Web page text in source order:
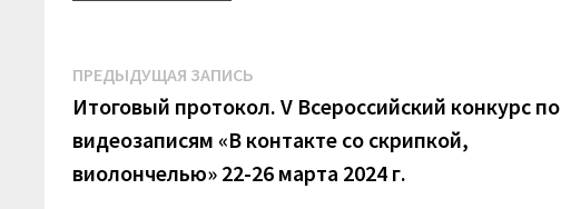
i
k
i
Навигация
по
записям
ПРЕДЫДУЩАЯ ЗАПИСЬ
запись:
Итоговый протокол. V Всероссийский конкурс по
видеозаписям «В контакте со скрипкой,
виолончелью» 22-26 марта 2024 г.